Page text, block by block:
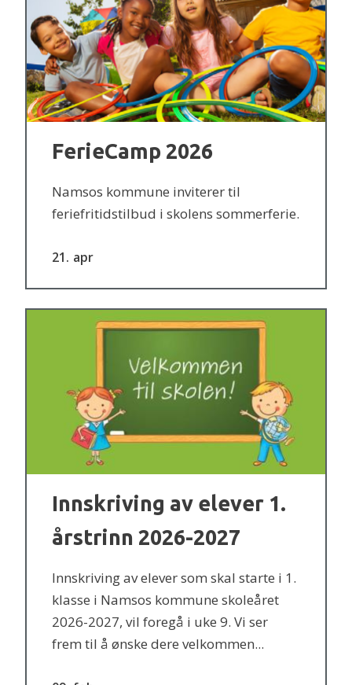
21 apr
FerieCamp 2026
Namsos kommune inviterer til
feriefritidstilbud i skolens sommerferie.
Innskriving av elever 1.
årstrinn 2026-2027
Innskriving av elever som skal starte i 1.
klasse i Namsos kommune skoleåret
2026-2027, vil foregå i uke 9. Vi ser
frem til å ønske dere velkommen...